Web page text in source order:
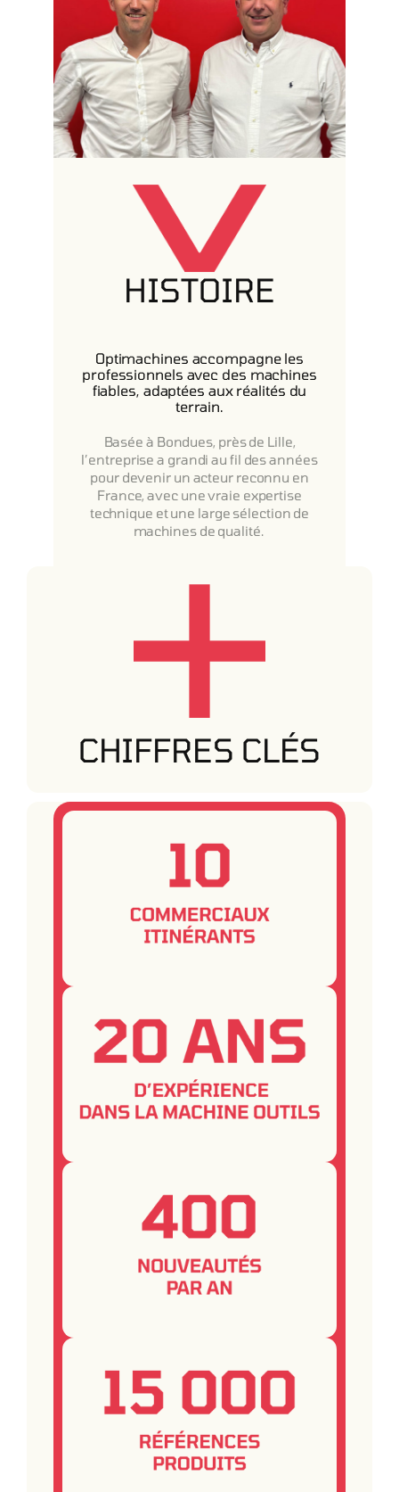
HISTOIRE
Optimachines accompagne les
professionnels avec des machines
fiables, adaptées aux réalités du
terrain.
Basée à Bondues, près de Lille,
l’entreprise a grandi au fil des années
pour devenir un acteur reconnu en
France, avec une vraie expertise
technique et une large sélection de
machines de qualité.
CHIFFRES CLÉS